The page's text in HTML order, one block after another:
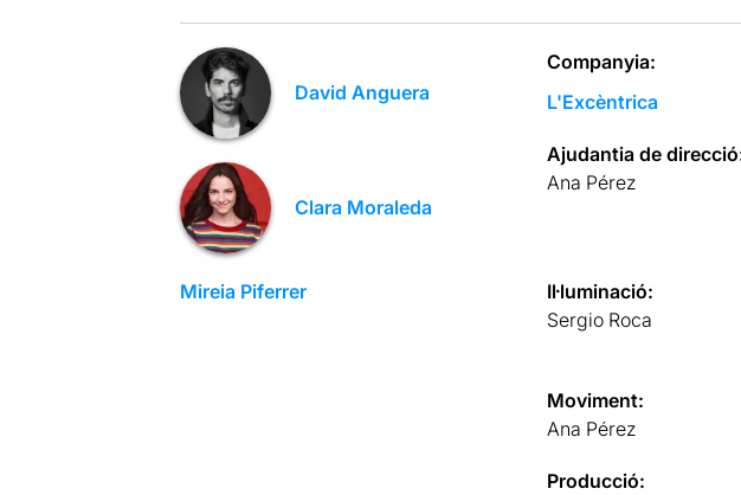
David Anguera
Clara Moraleda
Mireia Piferrer
Companyia:
L'Excèntrica
Ajudantia de
Ana Pérez
Il·luminació:
Sergio Roca
Moviment:
Ana Pérez
Producció: